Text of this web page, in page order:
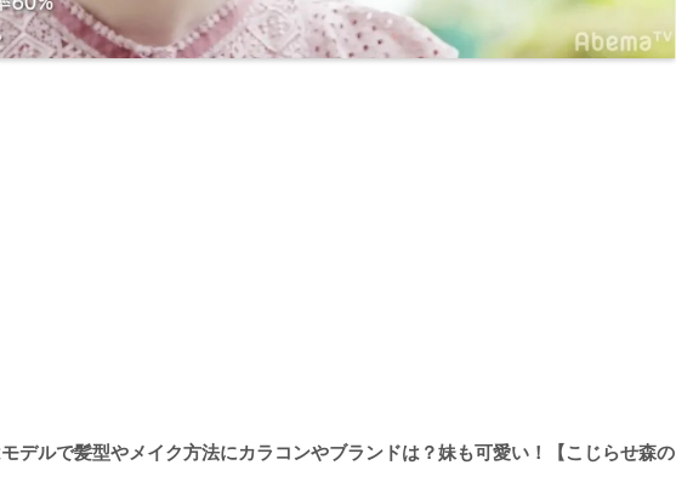
デルで髪型やメイク方法にカラコンやブランドは？妹も可愛い！【こじらせ森の